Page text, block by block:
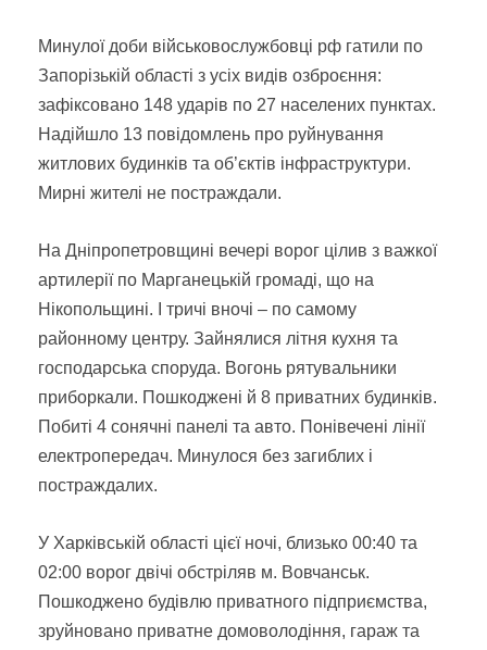
Минулої доби військовослужбовці рф гатили по
Запорізькій області з усіх видів озброєння:
зафіксовано 148 ударів по 27 населених пунктах.
Надійшло 13 повідомлень про руйнування
житлових будинків та об’єктів інфраструктури.
Мирні жителі не постраждали.
На Дніпропетровщині вечері ворог цілив з важкої
артилерії по Марганецькій громаді, що на
Нікопольщині. І тричі вночі – по самому
районному центру. Зайнялися літня кухня та
господарська споруда. Вогонь рятувальники
приборкали. Пошкоджені й 8 приватних будинків.
Побиті 4 сонячні панелі та авто. Понівечені лінії
електропередач. Минулося без загиблих і
постраждалих.
У Харківській області цієї ночі, близько 00:40 та
02:00 ворог двічі обстріляв м. Вовчанськ.
Пошкоджено будівлю приватного підприємства,
зруйновано приватне домоволодіння, гараж та